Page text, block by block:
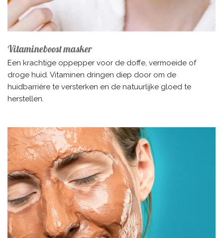
Vitamineboost masker
Een krachtige oppepper voor de doffe, vermoeide of
droge huid. Vitaminen dringen diep door om de
huidbarrière te versterken en de natuurlijke gloed te
herstellen.